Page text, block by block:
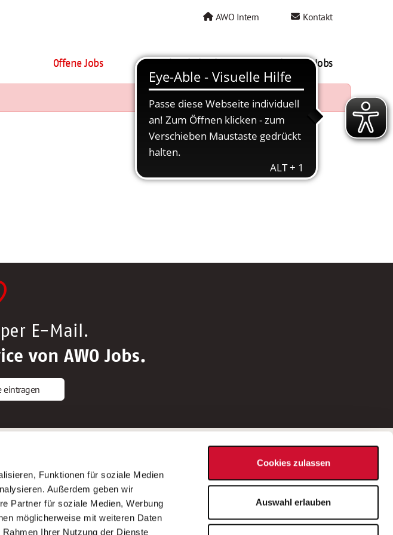
Funktionen für soziale Medien
Außerdem geben wir
Partner für soziale Medien, Werbung
möglicherweise mit weiteren Daten
Ihrer Nutzung der Dienste
Cookies zulassen
Auswahl erlauben
AWO Intern Kontakt
Offene Jobs AWO als Arbeitgeber Mein AWO Jobs
E-Mail.
von AWO Jobs.
eintragen
Gliederungen nach Bundesland
nach Bundesländern
Bei Fragen zu einer Stellenausschreibung
wenden Sie sich bitte an die*den in der
Stellenausschreibung genannte*n